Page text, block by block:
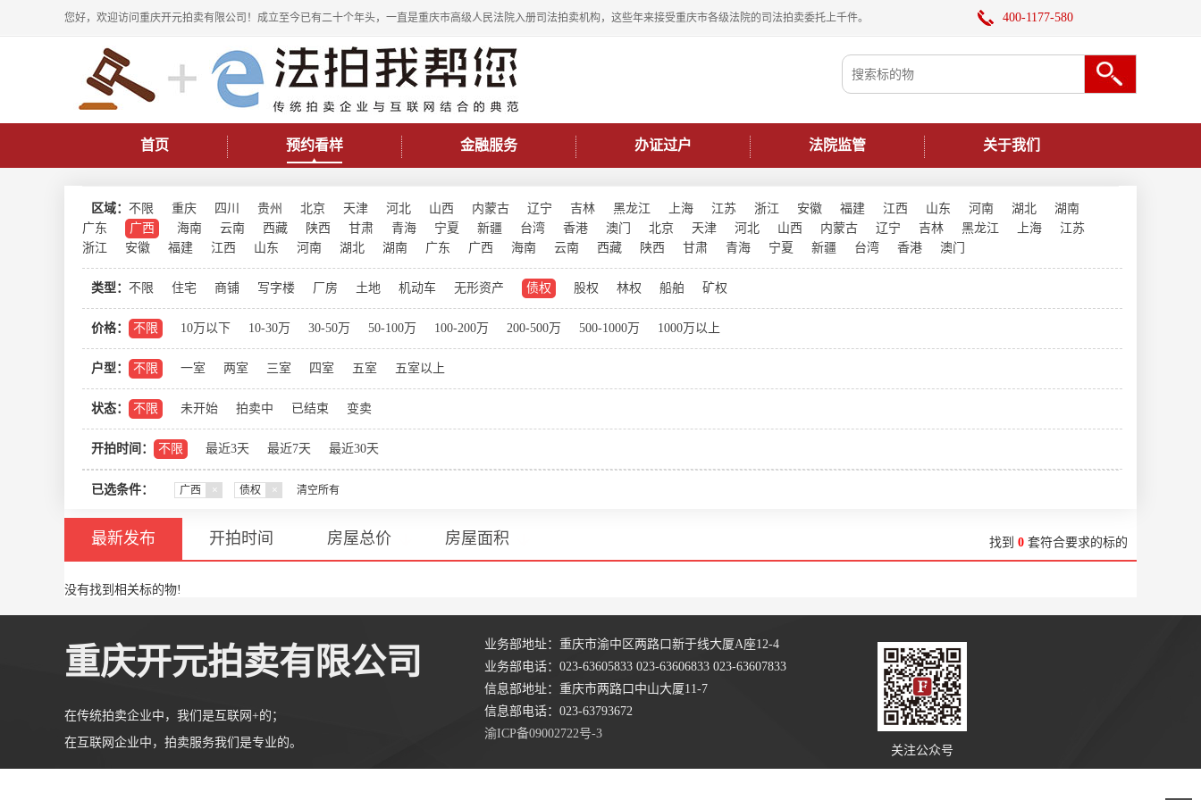
您好，欢迎访问重庆开元拍卖有限公司！成立至今已有二十个年头，一直是重庆市高级人民法院入册司法拍卖机构，这些年来接受重庆市各级法院的司法拍卖委托上千件。 400-1177-580
首页 预约看样 金融服务 办证过户 法院监管 关于我们
区域： 不限 重庆 四川 贵州 北京 天津 河北 山西 内蒙古 辽宁 吉林 黑龙江 上海 江苏 浙江 安徽 福建 江西 山东 河南 湖北
湖南
广东
广西 海南 云南 西藏 陕西 甘肃 青海 宁夏 新疆 台湾 香港 澳门 北京 天津 河北 山西 内蒙古 辽宁 吉林 黑龙江 上海
江苏
浙江
安徽 福建 江西 山东 河南 湖北 湖南 广东 广西 海南 云南 西藏 陕西 甘肃 青海 宁夏 新疆 台湾 香港 澳门
类型： 不限 住宅 商铺 写字楼 厂房 土地 机动车 无形资产 债权 股权 林权 船舶 矿权
价格： 不限 10万以下 10-30万 30-50万 50-100万 100-200万 200-500万 500-1000万 1000万以上
户型： 不限 一室 两室 三室 四室 五室 五室以上
状态： 不限 未开始 拍卖中 已结束 变卖
开拍时间： 不限 最近3天 最近7天 最近30天
已选条件： 广西 × 债权 × 清空所有
最新发布 开拍时间 房屋总价 房屋面积 找到 0 套符合要求的标的
没有找到相关标的物!
重庆开元拍卖有限公司
在传统拍卖企业中，我们是互联网+的；
在互联网企业中，拍卖服务我们是专业的。
业务部地址：重庆市渝中区两路口新于线大厦A座12-4
业务部电话：023-63605833 023-63606833 023-63607833
信息部地址：重庆市两路口中山大厦11-7
信息部电话：023-63793672
渝ICP备09002722号-3
关注公众号